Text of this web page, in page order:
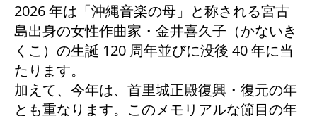
2026 年は「沖縄⾳楽の⺟」と称される宮古
島出⾝の⼥性作曲家・⾦井喜久⼦（かないき
くこ）の⽣誕 120 周年並びに没後 40 年に当
たります。
加えて、今年は、⾸⾥城正殿復興・復元の年
とも重なります。このメモリアルな節⽬の年